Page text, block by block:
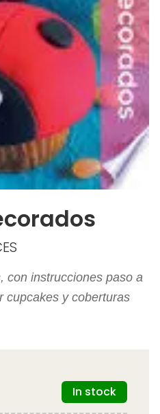
con instrucciones paso a
cupcakes y coberturas
In stock